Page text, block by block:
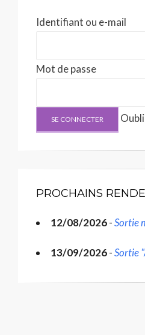
Identifiant ou e-mail
Mot de passe
PROCHAINS
12/08/2026-Sortie
13/09/2026-Sortie